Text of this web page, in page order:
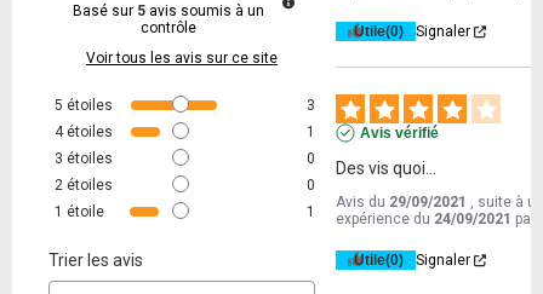
Basé sur 5 avis soumis à un
contrôle
Voir tous les avis sur ce site
5 étoiles
3
4 étoiles
1
3 étoiles
0
2 étoiles
0
1 étoile 1
Trier les avis
Utile(0) Signaler
Avis vérifié
Des vis quoi...
Avis du 29/09/2021 , suite à
expérience du 24/09/2021 par
Utile(0) Signaler